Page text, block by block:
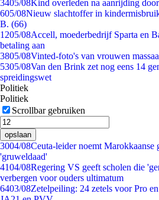
3405/08Kind overleden na aanrijding
605/08Nieuw slachtoffer in
B. (66)
1205/08Accell, moederbedrijf Sparta en
betaling aan
3805/08Vinted-foto's van vrouwen
5305/08Van den Brink zet nog eens 14
spreidingswet
Politiek
Politiek
Scrollbar gebruiken
opslaan
3004/08Ceuta-leider noemt Marokkaanse
'gruweldaad'
4104/08Regering VS geeft scholen die
verbergen voor ouders ultimatum
6403/08Zetelpeiling: 24 zetels voor Pro